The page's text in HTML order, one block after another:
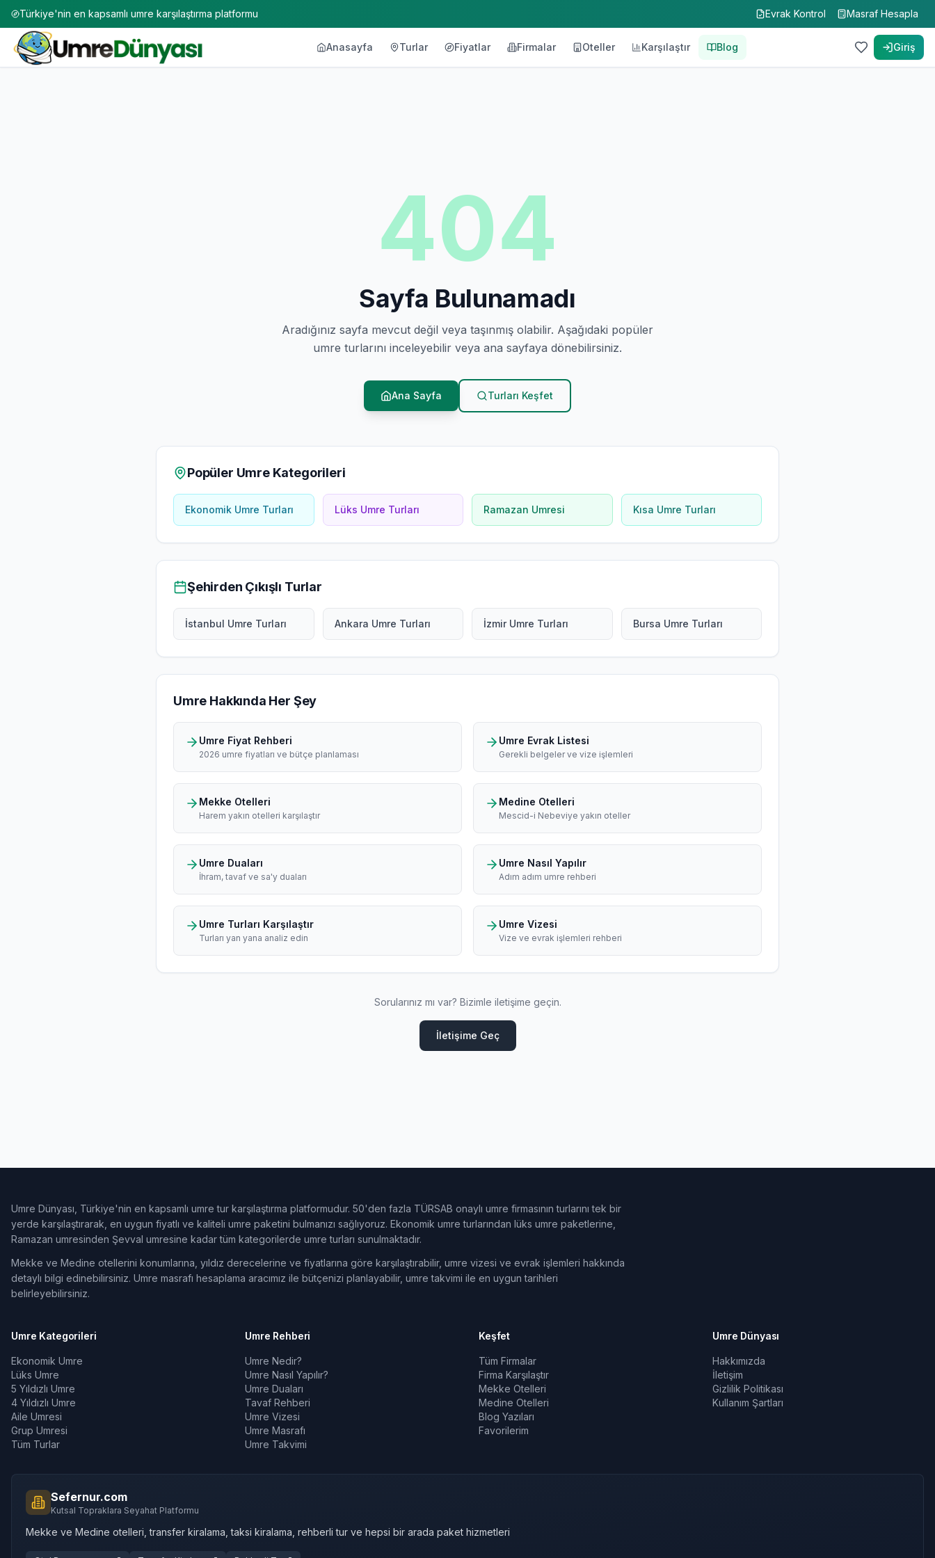
Türkiye'nin en kapsamlı umre karşılaştırma platformu Evrak Kontrol Masraf Hesapla
Anasayfa Turlar Fiyatlar Firmalar Oteller Karşılaştır Blog Giriş
404
Sayfa Bulunamadı
Aradığınız sayfa mevcut değil veya taşınmış olabilir. Aşağıdaki popüler
umre turlarını inceleyebilir veya ana sayfaya dönebilirsiniz.
Ana Sayfa Turları Keşfet
Popüler Umre Kategorileri
Ekonomik Umre Turları Lüks Umre Turları Ramazan Umresi Kısa Umre Turları
Şehirden Çıkışlı Turlar
İstanbul Umre Turları Ankara Umre Turları İzmir Umre Turları Bursa Umre Turları
Umre Hakkında Her Şey
Umre Fiyat Rehberi
2026 umre fiyatları ve bütçe planlaması
Umre Evrak Listesi
Gerekli belgeler ve vize işlemleri
Mekke Otelleri
Harem yakın otelleri karşılaştır
Medine Otelleri
Mescid-i Nebeviye yakın oteller
Umre Duaları
İhram, tavaf ve sa'y duaları
Umre Nasıl Yapılır
Adım adım umre rehberi
Umre Turları Karşılaştır
Turları yan yana analiz edin
Umre Vizesi
Vize ve evrak işlemleri rehberi
Sorularınız mı var? Bizimle iletişime geçin.
İletişime Geç
Umre Dünyası, Türkiye'nin en kapsamlı umre tur karşılaştırma platformudur. 50'den fazla TÜRSAB onaylı umre firmasının turlarını tek bir
yerde karşılaştırarak, en uygun fiyatlı ve kaliteli umre paketini bulmanızı sağlıyoruz. Ekonomik umre turlarından lüks umre paketlerine,
Ramazan umresinden Şevval umresine kadar tüm kategorilerde umre turları sunulmaktadır.
Mekke ve Medine otellerini konumlarına, yıldız derecelerine ve fiyatlarına göre karşılaştırabilir, umre vizesi ve evrak işlemleri hakkında
detaylı bilgi edinebilirsiniz. Umre masrafı hesaplama aracımız ile bütçenizi planlayabilir, umre takvimi ile en uygun tarihleri
belirleyebilirsiniz.
Umre Kategorileri
Ekonomik Umre
Lüks Umre
5 Yıldızlı Umre
4 Yıldızlı Umre
Aile Umresi
Grup Umresi
Tüm Turlar
Umre Rehberi
Umre Nedir?
Umre Nasıl Yapılır?
Umre Duaları
Tavaf Rehberi
Umre Vizesi
Umre Masrafı
Umre Takvimi
Keşfet
Tüm Firmalar
Firma Karşılaştır
Mekke Otelleri
Medine Otelleri
Blog Yazıları
Favorilerim
Umre Dünyası
Hakkımızda
İletişim
Gizlilik Politikası
Kullanım Şartları
Sefernur.com
Kutsal Topraklara Seyahat Platformu
Mekke ve Medine otelleri, transfer kiralama, taksi kiralama, rehberli tur ve hepsi bir arada paket hizmetleri